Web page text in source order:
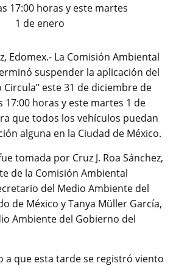
17:00 horas y este martes
1 de enero
Edomex.- La Comisión Ambiental
suspender la aplicación del
este 31 de diciembre de
17:00 horas y este martes 1 de
que todos los vehículos puedan
alguna en la Ciudad de México.
tomada por Cruz J. Roa Sánchez,
de la Comisión Ambiental
del Medio Ambiente del
de México y Tanya Müller García,
Ambiente del Gobierno del
a que esta tarde se registró viento